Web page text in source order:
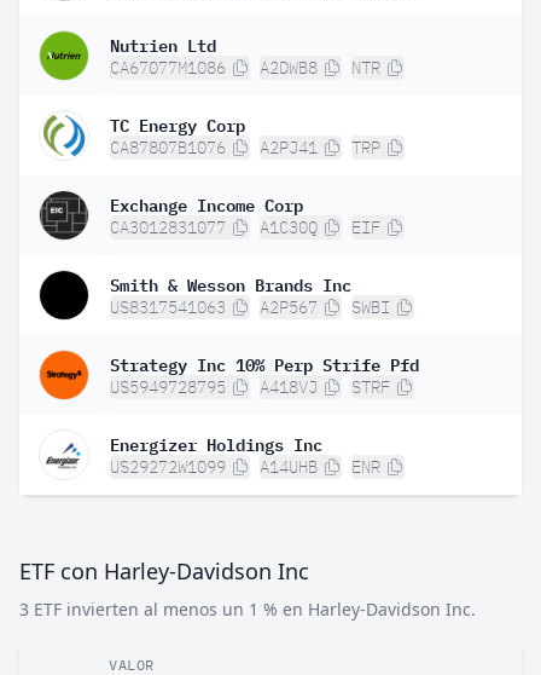
Nutrien Ltd
CA67077M1086 A2DWB8 NTR
TC Energy Corp
CA87807B1076 A2PJ41 TRP
Exchange Income Corp
CA3012831077 A1C30Q EIF
Smith & Wesson Brands Inc
US8317541063 A2P567 SWBI
Strategy Inc 10% Perp Strife Pfd
US5949728795 A418VJ STRF
Energizer Holdings Inc
US29272W1099 A14UHB ENR
ETF con Harley-Davidson Inc
3 ETF invierten al menos un 1 % en Harley-Davidson Inc.
VALOR